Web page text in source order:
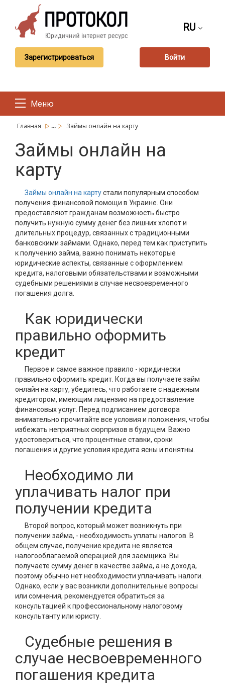
RU
Зарегистрироваться Войти
Меню
Главная ... Займы онлайн на карту
Займы онлайн на
карту
Займы онлайн на картустали популярным способом
получения финансовой помощи в Украине. Они
предоставляют гражданам возможность быстро
получить нужную сумму денег без лишних хлопот и
длительных процедур, связанных с традиционными
банковскими займами. Однако, перед тем как приступить
к получению займа, важно понимать некоторые
юридические аспекты, связанные с оформлением
кредита, налоговыми обязательствами и возможными
судебными решениями в случае несвоевременного
погашения долга.
Как юридически
правильно оформить
кредит
Первое и самое важное правило - юридически
правильно оформить кредит. Когда вы получаете займ
онлайн на карту, убедитесь, что работаете с надежным
кредитором, имеющим лицензию на предоставление
финансовых услуг. Перед подписанием договора
внимательно прочитайте все условия и положения, чтобы
избежать неприятных сюрпризов в будущем. Важно
удостовериться, что процентные ставки, сроки
погашения и другие условия кредита ясны и понятны.
Необходимо ли
уплачивать налог при
получении кредита
Второй вопрос, который может возникнуть при
получении займа, - необходимость уплаты налогов. В
общем случае, получение кредита не является
налогооблагаемой операцией для заемщика. Вы
получаете сумму денег в качестве займа, а не дохода,
поэтому обычно нет необходимости уплачивать налоги.
Однако, если у вас возникли дополнительные вопросы
или сомнения, рекомендуется обратиться за
консультацией к профессиональному налоговому
консультанту или юристу.
Судебные решения в
случае несвоевременного
погашения кредита